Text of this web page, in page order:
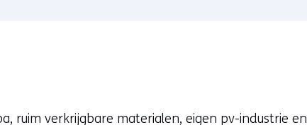
ruim verkrijgbare materialen, eigen pv-industrie en